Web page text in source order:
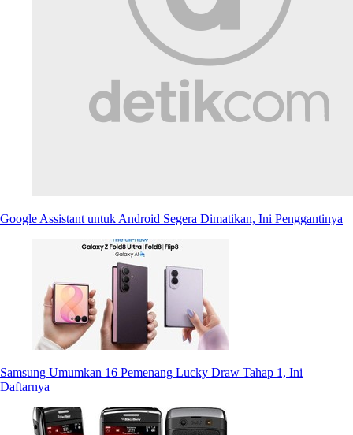
Google Assistant untuk Android Segera Dimatikan, Ini Penggantinya
Samsung Umumkan 16 Pemenang Lucky Draw Tahap 1, Ini
Daftarnya